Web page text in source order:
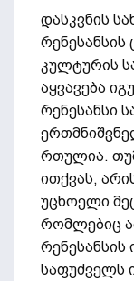
დასკვნის
რენესანსის
კულტურის
აყვავება
რენესანსი
რთულია.
ითქვას,
უცხოელი
რომლებიც
რენესანსის
საფუძველს